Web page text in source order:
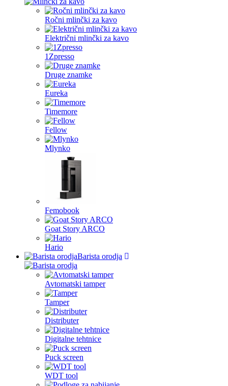
Ročni mlinčki za kavo
Električni mlinčki za kavo
1Zpresso
Druge znamke
Eureka
Timemore
Fellow
Mlynko
Femobook
Goat Story ARCO
Hario
Barista orodja
Avtomatski tamper
Tamper
Distributer
Digitalne tehtnice
Puck screen
WDT tool